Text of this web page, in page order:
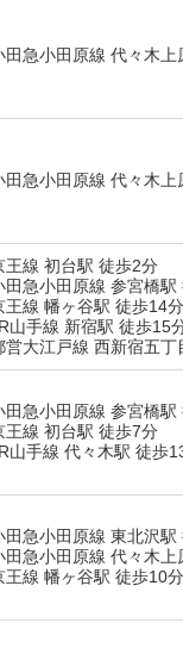
田急小田原線 代々木上
田急小田原線 代々木上
王線 初台駅 徒歩2分
田急小田原線 参宮橋駅
王線 幡ヶ谷駅 徒歩14分
山手線 新宿駅 徒歩15
営大江戸線 西新宿五丁
田急小田原線 参宮橋駅
王線 初台駅 徒歩7分
山手線 代々木駅 徒歩
田急小田原線 東北沢駅
田急小田原線 代々木上
王線 幡ヶ谷駅 徒歩10分